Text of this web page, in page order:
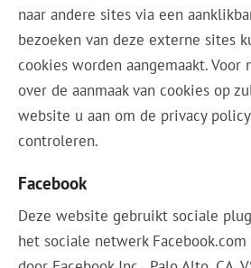
naar andere sites via een
bezoeken van deze externe sites
cookies worden aangemaakt.
over de aanmaak van cookies op
website u aan om de privacy
controleren.
Facebook
Deze website gebruikt sociale
het sociale netwerk